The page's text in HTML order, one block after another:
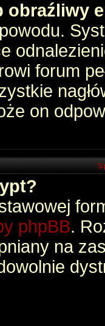
obraźliwy
forum
on
phpBB.
na